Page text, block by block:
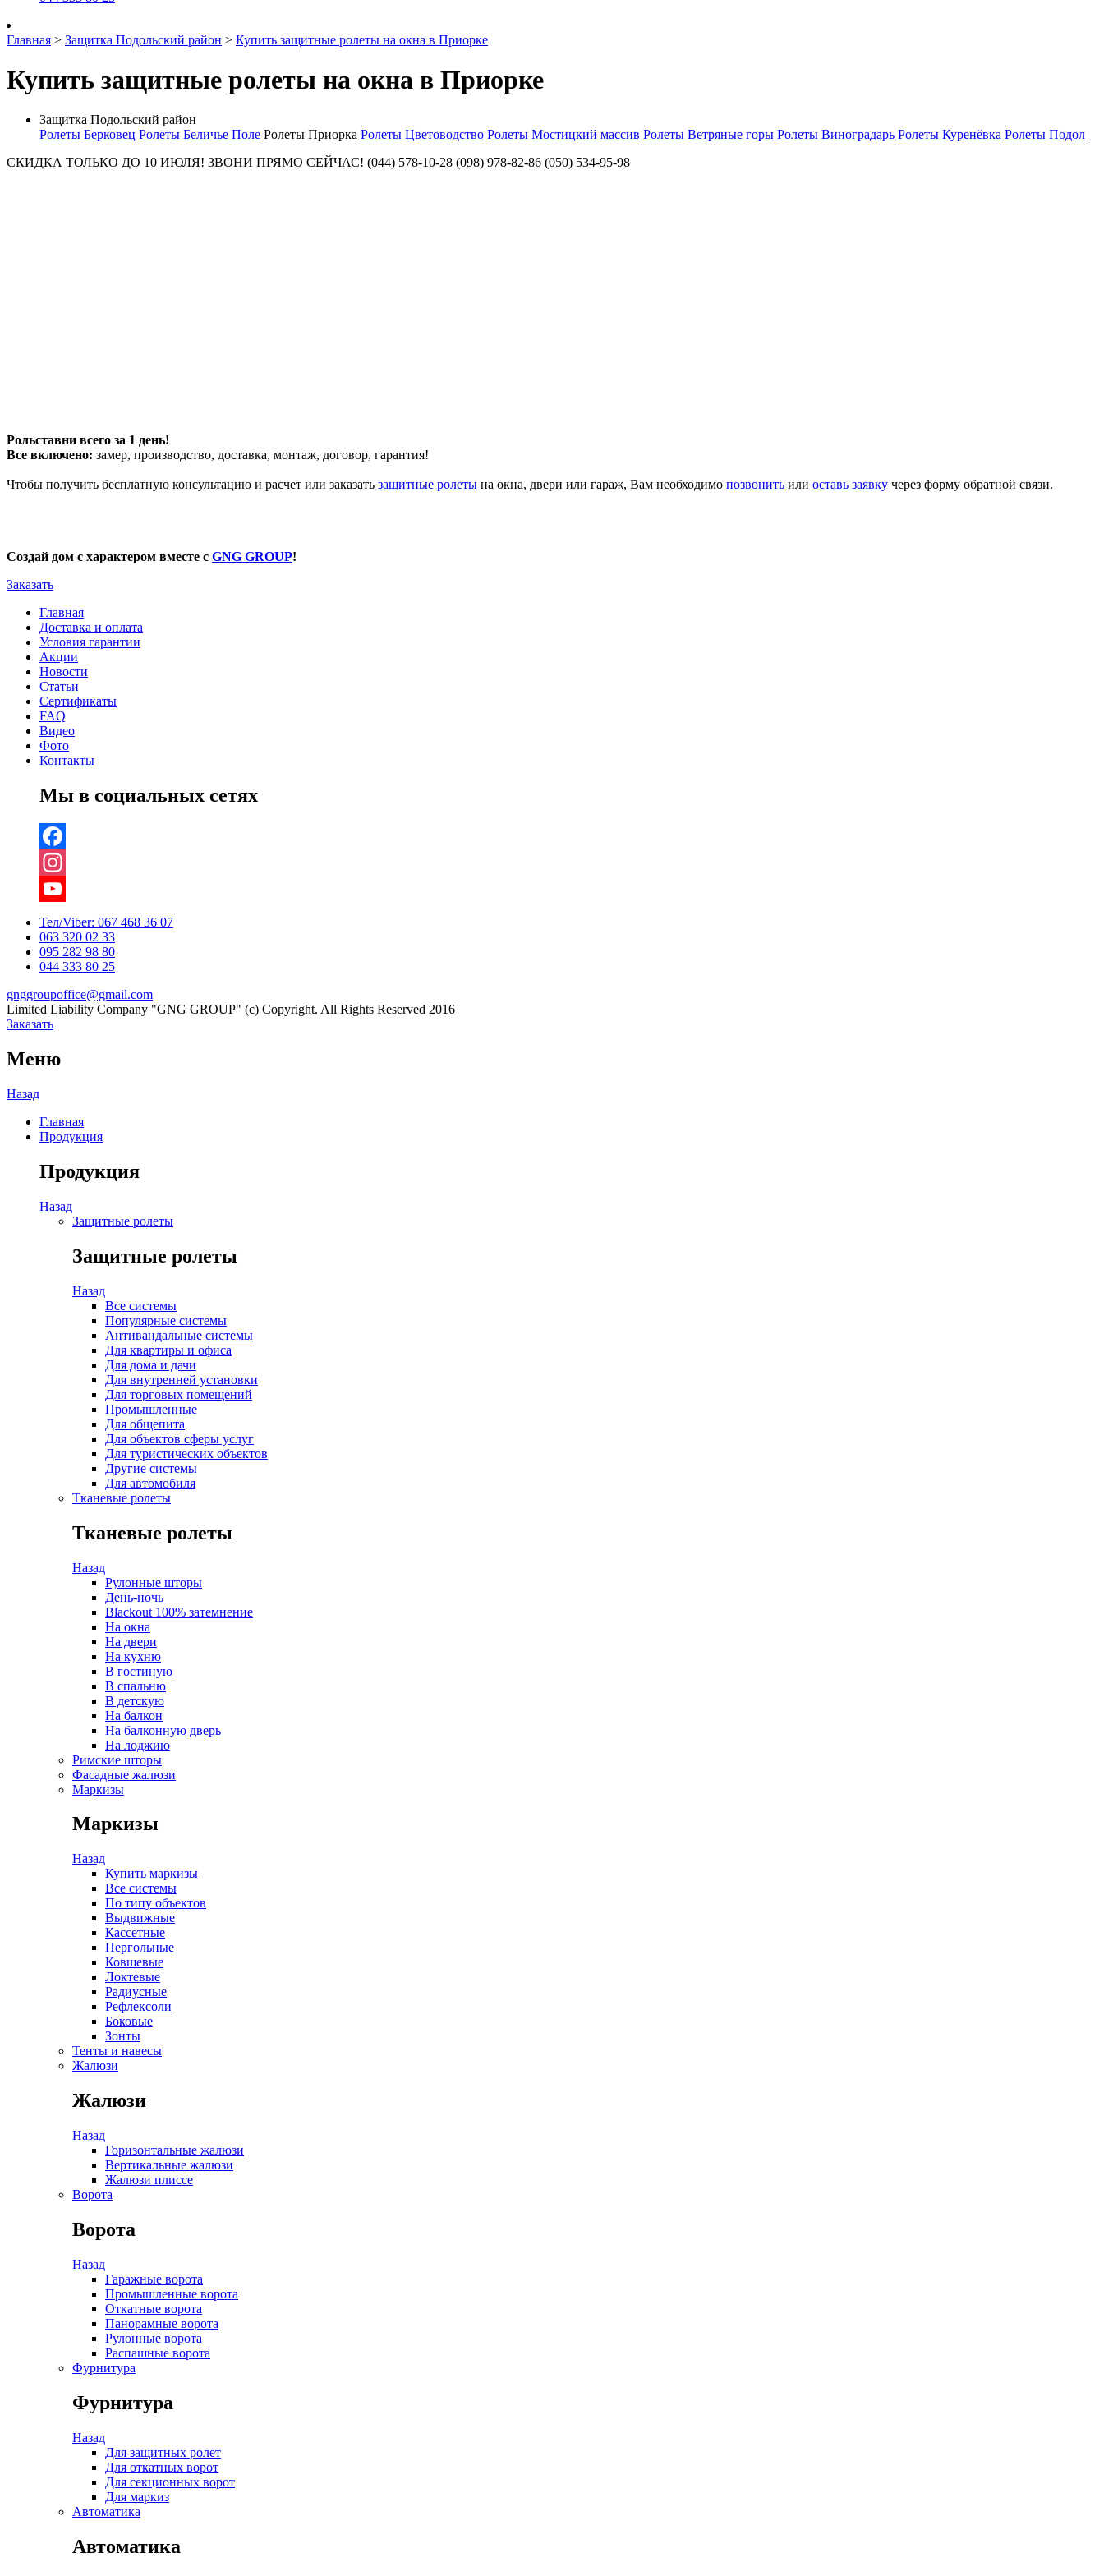
Главная > Защитка Подольский район > Купить защитные ролеты на окна в Приорке
Купить защитные ролеты на окна в Приорке
Защитка Подольский район
Ролеты Берковец Ролеты Беличье Поле Ролеты Приорка Ролеты Цветоводство Ролеты Мостицкий массив Ролеты Ветряные горы Ролеты Виноградарь Ролеты Куренёвка Ролеты Подол
СКИДКА ТОЛЬКО ДО 10 ИЮЛЯ! ЗВОНИ ПРЯМО СЕЙЧАС! (044) 578-10-28 (098) 978-82-86 (050) 534-95-98
Рольставни всего за 1 день!
Все включено: замер, производство, доставка, монтаж, договор, гарантия!
Чтобы получить бесплатную консультацию и расчет или заказать защитные ролеты на окна, двери или гараж, Вам необходимо позвонить или оставь заявку через форму обратной связи.
Создай дом с характером вместе с GNG GROUP!
Заказать
Главная
Доставка и оплата
Условия гарантии
Акции
Новости
Статьи
Сертификаты
FAQ
Видео
Фото
Контакты
Мы в социальных сетях
Facebook
Instagram
YouTube
Channel
Тел/Viber: 067 468 36 07
063 320 02 33
095 282 98 80
044 333 80 25
gnggroupoffice@gmail.com
Limited Liability Company "GNG GROUP" (c) Copyright. All Rights Reserved 2016
Заказать
Меню
Назад
Главная
Продукция
Продукция
Назад
Защитные ролеты
Защитные ролеты
Назад
Все системы
Популярные системы
Антивандальные системы
Для квартиры и офиса
Для дома и дачи
Для внутренней установки
Для торговых помещений
Промышленные
Для общепита
Для объектов сферы услуг
Для туристических объектов
Другие системы
Для автомобиля
Тканевые ролеты
Тканевые ролеты
Назад
Рулонные шторы
День-ночь
Blackout 100% затемнение
На окна
На двери
На кухню
В гостиную
В спальню
В детскую
На балкон
На балконную дверь
На лоджию
Римские шторы
Фасадные жалюзи
Маркизы
Маркизы
Назад
Купить маркизы
Все системы
По типу объектов
Выдвижные
Кассетные
Пергольные
Ковшевые
Локтевые
Радиусные
Рефлексоли
Боковые
Зонты
Тенты и навесы
Жалюзи
Жалюзи
Назад
Горизонтальные жалюзи
Вертикальные жалюзи
Жалюзи плиссе
Ворота
Ворота
Назад
Гаражные ворота
Промышленные ворота
Откатные ворота
Панорамные ворота
Рулонные ворота
Распашные ворота
Фурнитура
Фурнитура
Назад
Для защитных ролет
Для откатных ворот
Для секционных ворот
Для маркиз
Автоматика
Автоматика